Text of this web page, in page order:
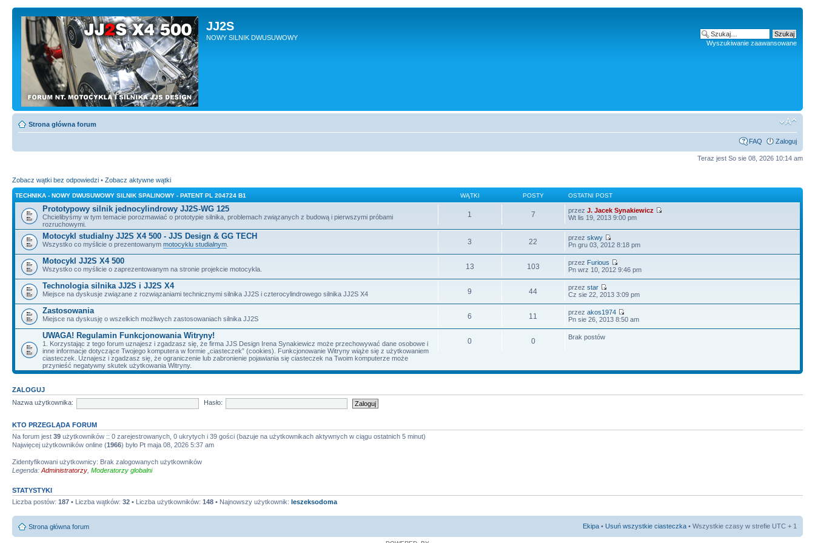
JJ2S
NOWY SILNIK DWUSUWOWY
Wyszukiwanie zaawansowane
Strona główna forum
FAQ Zaloguj
Teraz jest So sie 08, 2026 10:14 am
Zobacz wątki bez odpowiedzi • Zobacz aktywne wątki
TECHNIKA - NOWY DWUSUWOWY SILNIK SPALINOWY - PATENT PL 204724 B1 WĄTKI POSTY OSTATNI POST
Prototypowy silnik jednocylindrowy JJ2S-WG 125
Chcielibyśmy w tym temacie porozmawiać o prototypie silnika, problemach związanych z budową i pierwszymi próbami
rozruchowymi.
1 7 przezJ. Jacek Synakiewicz
Wt lis 19, 2013 9:00 pm
Motocykl studialny JJ2S X4 500 - JJS Design & GG TECH
Wszystko co myślicie o prezentowanym motocyklu studialnym 3 22 przezskwy
Pn gru 03, 2012 8:18 pm
Motocykl JJ2S X4 500
Wszystko co myślicie o zaprezentowanym na stronie projekcie motocykla. 13 103 przez Furious
Pn wrz 10, 2012 9:46 pm
Technologia silnika JJ2S i JJ2S X4
Miejsce na dyskusje związane z rozwiązaniami technicznymi silnika JJ2S i czterocylindrowego silnika JJ2S X4 9 44 przezstar
Cz sie 22, 2013 3:09 pm
Zastosowania
Miejsce na dyskusję o wszelkich możliwych zastosowaniach silnika JJ2S 6 11 przezakos1974
Pn sie 26, 2013 8:50 am
UWAGA! Regulamin Funkcjonowania Witryny!
1. Korzystając z tego forum uznajesz i zgadzasz się, że firma JJS Design Irena Synakiewicz może przechowywać dane osobowe i
inne informacje dotyczące Twojego komputera w formie „ciasteczek” (cookies). Funkcjonowanie Witryny wiąże się z użytkowaniem
ciasteczek. Uznajesz i zgadzasz się, że ograniczenie lub zabronienie pojawiania się ciasteczek na Twoim komputerze może
przynieść negatywny skutek użytkowania Witryny.
0 0 Brak postów
ZALOGUJ
Nazwa użytkownika:
Hasło:
KTO PRZEGLĄDA FORUM
Na forum jest 39 użytkowników :: 0 zarejestrowanych, 0 ukrytych i 39 gości (bazuje na użytkownikach aktywnych w ciągu ostatnich 5 minut)
Najwięcej użytkowników online (1966) było Pt maja 08, 2026 5:37 am
Zidentyfikowani użytkownicy: Brak zalogowanych użytkowników
Legenda: Administratorzy Moderatorzy globalni
STATYSTYKI
Liczba postów: 187 • Liczba wątków: 32 • Liczba użytkowników: 148 • Najnowszy użytkownik: leszeksodoma
Strona główna forum Ekipa • Usuń wszystkie ciasteczka • Wszystkie czasy w strefie UTC + 1